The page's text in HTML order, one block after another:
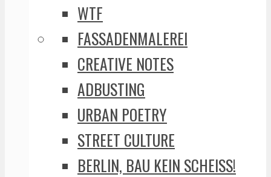
WTF
FASSADENMALEREI
CREATIVE NOTES
ADBUSTING
URBAN POETRY
STREET CULTURE
BERLIN, BAU KEIN SCHEISS!